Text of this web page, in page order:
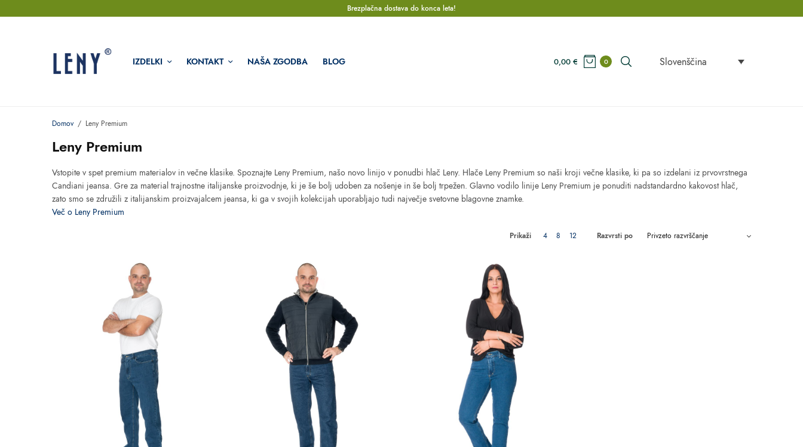
Brezplačna dostava do konca leta!
IZDELKI KONTAKT NAŠA ZGODBA BLOG 0,00€ 0 Slovenščina
Domov / Leny Premium
Leny Premium
Vstopite v spet premium materialov in večne klasike. Spoznajte Leny Premium, našo novo linijo v ponudbi hlač Leny. Hlače Leny Premium so naši kroji večne klasike, ki pa so izdelani iz prvovrstnega
Candiani jeansa. Gre za material trajnostne italijanske proizvodnje, ki je še bolj udoben za nošenje in še bolj trpežen. Glavno vodilo linije Leny Premium je ponuditi nadstandardno kakovost hlač,
zato smo se združili z italijanskim proizvajalcem jeansa, ki ga v svojih kolekcijah uporabljajo tudi največje svetovne blagovne znamke.
Več o Leny Premium
Prikaži 4 8 12 Razvrsti po